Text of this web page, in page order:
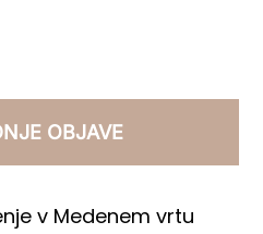
OBJAVE
v Medenem vrtu